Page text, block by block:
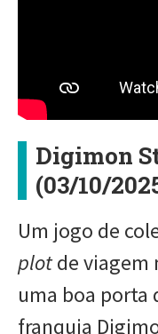
Digimon
(03/10/
Um jogo de
plotde viagem
uma boa porta
franquia